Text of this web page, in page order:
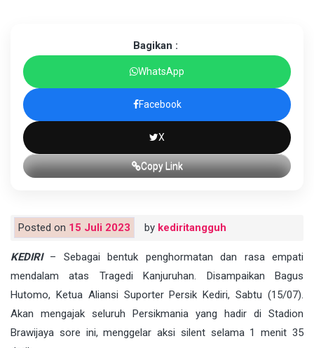
Bagikan :
WhatsApp
Facebook
X
Copy Link
Posted on 15 Juli 2023 by kediritangguh
KEDIRI– Sebagai bentuk penghormatan dan rasa empati
mendalam atas Tragedi Kanjuruhan. Disampaikan Bagus
Hutomo, Ketua Aliansi Suporter Persik Kediri, Sabtu (15/07).
Akan mengajak seluruh Persikmania yang hadir di Stadion
Brawijaya sore ini, menggelar aksi silent selama 1 menit 35